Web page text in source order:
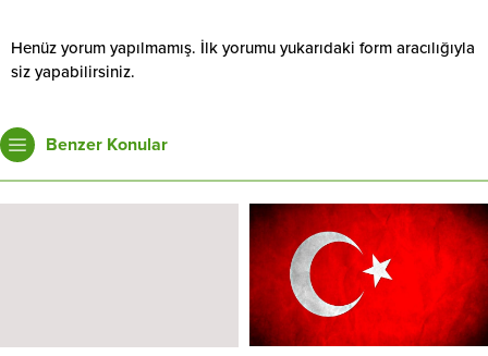
Henüz yorum yapılmamış. İlk yorumu yukarıdaki form aracılığıyla
siz yapabilirsiniz.
Benzer Konular